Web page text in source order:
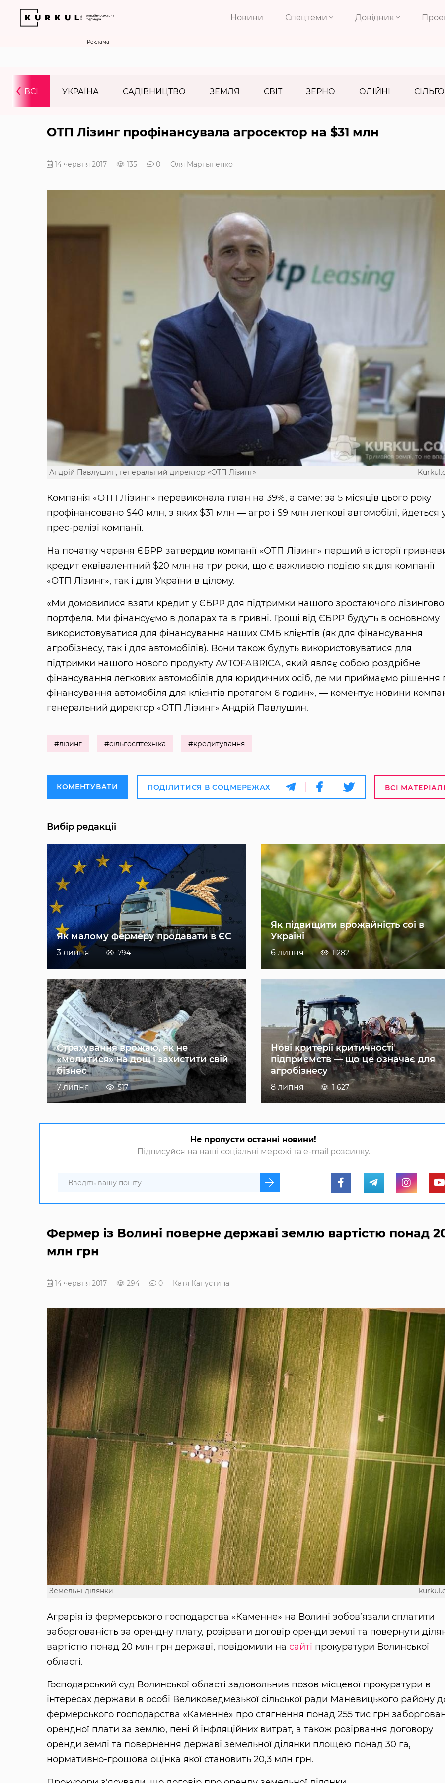
Новини Спецтеми Довідник
Реклама
ВСІ УКРАЇНА САДІВНИЦТВО ЗЕМЛЯ СВІТ ЗЕРНО ОЛІЙНІ
‹
ОТП Лізинг профінансувала агросектор на $31 млн
14 червня 2017 135 0 Оля Мартыненко
Андрій Павлушин, генеральний директор «ОТП Лізинг»
Компанія «ОТП Лізинг» перевиконала план на 39%, а саме: за 5 місяців цього року
профінансовано $40 млн, з яких $31 млн ― агро і $9 млн легкові автомобілі, йдеться
прес-релізі компанії.
На початку червня ЄБРР затвердив компанії «ОТП Лізинг» перший в історії
кредит еквівалентний $20 млн на три роки, що є важливою подією як для компанії
«ОТП Лізинг», так і для України в цілому.
«Ми домовилися взяти кредит у ЄБРР для підтримки нашого зростаючого
портфеля. Ми фінансуємо в доларах та в гривні. Гроші від ЄБРР будуть в основному
використовуватися для фінансування наших СМБ клієнтів (як для фінансування
агробізнесу, так і для автомобілів). Вони також будуть використовуватися для
підтримки нашого нового продукту AVTOFABRICA, який являє собою роздрібне
фінансування легкових автомобілів для юридичних осіб, де ми приймаємо рішення
фінансування автомобіля для клієнтів протягом 6 годин», ― коментує новини
генеральний директор «ОТП Лізинг» Андрій Павлушин.
#лізинг #сільгосптехніка #кредитування
КОМЕНТУВАТИ ПОДІЛИТИСЯ В СОЦМЕРЕЖАХ ВСІ
Вибір редакції
Як малому фермеру продавати в ЄС
3 липня 794
Як підвищити врожайність сої в
Україні
6 липня 1 282
Страхування врожаю, як не
«молитися» на дощ і захистити свій
бізнес
7 липня 517
Нові критерії критичності
підприємств — що це означає для
агробізнесу
8 липня 1 627
Не пропусти останні новини!
Підписуйся на наші соціальні мережі та e-mail розсилку.
Фермер із Волині поверне державі землю вартістю понад
млн грн
14 червня 2017 294 0 Катя Капустина
Земельні ділянки
Аграрія із фермерського господарства «Каменне» на Волині зобов’язали сплатити
заборгованість за орендну плату, розірвати договір оренди землі та повернути
вартістю понад 20 млн грн державі, повідомили на сайті прокуратури Волинської
області.
Господарський суд Волинської області задовольнив позов місцевої прокуратури в
інтересах держави в особі Великоведмезької сільської ради Маневицького району
фермерського господарства «Каменне» про стягнення понад 255 тис грн
орендної плати за землю, пені й інфляційних витрат, а також розірвання договору
оренди землі та повернення державі земельної ділянки площею понад 30 га,
нормативно-грошова оцінка якої становить 20,3 млн грн.